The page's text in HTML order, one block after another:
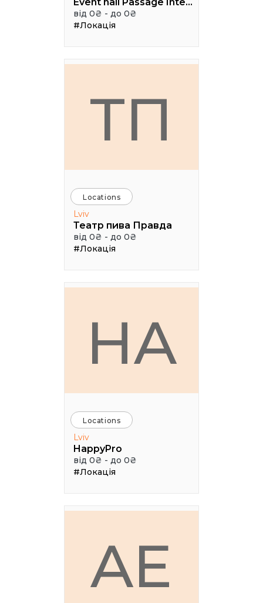
Event hall Passage Interdit
від 0₴ - до 0₴
#Локація
ТП
Locations
Lviv
Театр пива Правда
від 0₴ - до 0₴
#Локація
HA
Locations
Lviv
HappyPro
від 0₴ - до 0₴
#Локація
AE